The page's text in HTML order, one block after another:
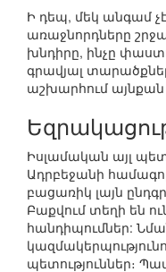
Ի դեպ, մեկ անգամ
առաջնորդները
խնդիրը, ինչը
գրավյալ
աշխարհում այնքան
Իսլամական այլ
Ադրբեջանի
բացառիկ լայն
Բաքվում տեղի են
հանդիպումներ:
պետություններ։